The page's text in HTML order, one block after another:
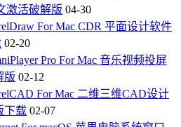
激活破解版 04-30
For Mac CDR 平面设计软件
02-20
Pro For Mac 音乐视频投屏
版 02-12
For Mac 二维三维CAD设计
下载 02-07